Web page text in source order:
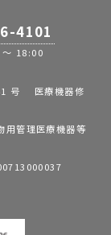
4101
～ 18:00
号 医療機器修
管理医療機器等